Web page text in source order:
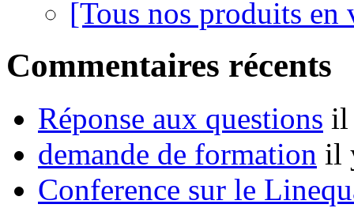
[Tous nos produits en
Commentaires récents
Réponse aux questions il
demande de formation il
Conference sur le